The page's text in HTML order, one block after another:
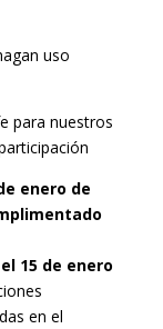
uso
para nuestros
enero de
15 de enero
en el